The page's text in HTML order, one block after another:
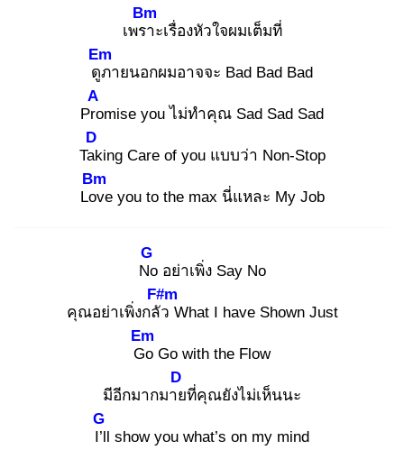
เพรา
Bm
ะเรื่องหัวใจผมเต็มที่
ดูภ
Em
ายนอกผมอาจจะ Bad Bad Bad
Pro
A
mise you ไม่ทำคุณ Sad Sad Sad
Tak
D
ing Care of you แบบว่า Non-Stop
Lov
Bm
e you to the max นี่แหละ My Job
No
G
อย่าเพิ่ง Say No
คุณอย่าเพิ่งกลัว
F#m
What I have Shown Just
Go
Em
Go with the Flow
มีอีกมากมาย
D
ที่คุณยังไม่เห็นนะ
I’ll
G
show you what’s on my mind